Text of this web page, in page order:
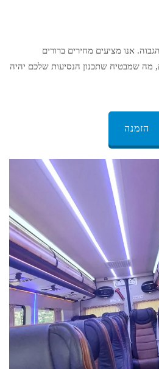
אנו מציעים מחירים ברורים
מה שמבטיח שתכנון הנסיעות שלכם יהיה
הזמנה